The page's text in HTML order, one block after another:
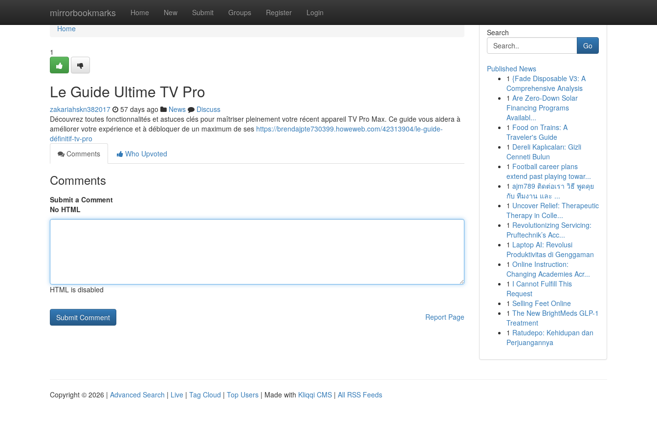
mirrorbookmarks Home New Submit Groups Register Login
Home
Home
1
Le Guide Ultime TV Pro
zakariahskn382017 57 days ago News
Discuss
Découvrez toutes fonctionnalités et astuces clés pour maîtriser pleinement votre récent appareil TV Pro Max. Ce guide vous aidera à
améliorer votre expérience et à débloquer de un maximum de ses https://brendajpte730399.howeweb.com/42313904/le-guide-
définitif-tv-pro
Comments
Who Upvoted
Comments
Submit a Comment
No HTML
HTML is disabled
Report Page
Search
Go
Published News
1 {Fade Disposable V3: A
Comprehensive Analysis
1 Are Zero-Down Solar
Financing Programs
Availabl...
1 Food on Trains: A
Traveler's Guide
1 Dereli Kaplıcaları: Gizli
Cenneti Bulun
1 Football career plans
extend past playing towar...
1 ajm789 ติดต่อเรา วิธี พูดคุย
กับ ทีมงาน และ ...
1 Uncover Relief: Therapeutic
Therapy in Colle...
1 Revolutionizing Servicing:
Pruftechnik’s Acc...
1 Laptop AI: Revolusi
Produktivitas di Genggaman
1 Online Instruction:
Changing Academies Acr...
1 I Cannot Fulfill This
Request
1 Selling Feet Online
1 The New BrightMeds GLP-1
Treatment
1 Ratudepo: Kehidupan dan
Perjuangannya
Copyright © 2026 | Advanced Search | Live | Tag Cloud | Top Users | Made with Kliqqi CMS | All RSS Feeds